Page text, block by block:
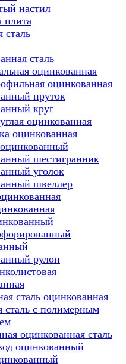
настил
плита
сталь
сталь
оцинкованная
оцинкованная
пруток
круг
оцинкованная
оцинкованная
шестигранник
уголок
швеллер
рулон
сталь оцинкованная
сталь с полимерным
оцинкованная сталь
оцинкованный